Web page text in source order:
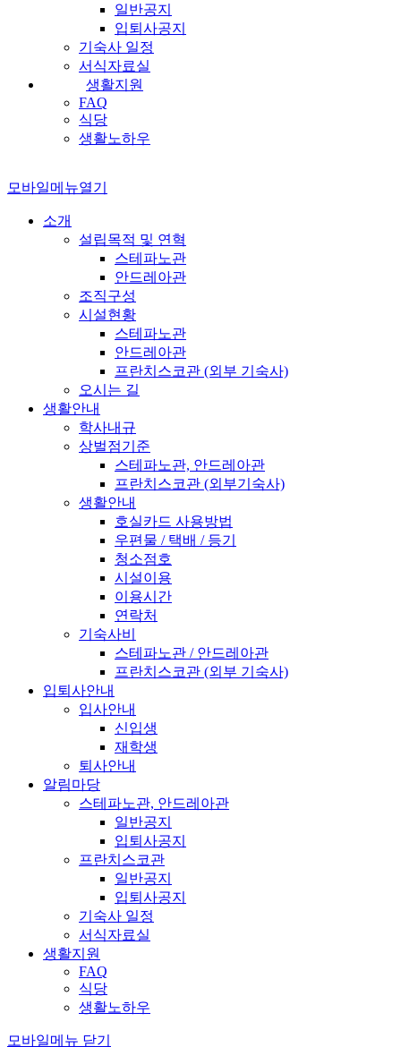
일반공지
입퇴사공지
기숙사 일정
서식자료실
생활지원
FAQ
식당
생활노하우
모바일메뉴열기
소개
설립목적 및 연혁
스테파노관
안드레아관
조직구성
시설현황
스테파노관
안드레아관
프란치스코관 (외부 기숙사)
오시는 길
생활안내
학사내규
상벌점기준
스테파노관, 안드레아관
프란치스코관 (외부기숙사)
생활안내
호실카드 사용방법
우편물 / 택배 / 등기
청소점호
시설이용
이용시간
연락처
기숙사비
스테파노관 / 안드레아관
프란치스코관 (외부 기숙사)
입퇴사안내
입사안내
신입생
재학생
퇴사안내
알림마당
스테파노관, 안드레아관
일반공지
입퇴사공지
프란치스코관
일반공지
입퇴사공지
기숙사 일정
서식자료실
생활지원
FAQ
식당
생활노하우
모바일메뉴 닫기